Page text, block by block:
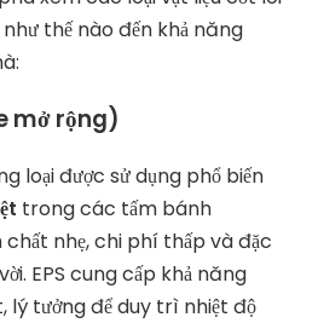
thế nào đến khả năng
mở rộng)
loại được sử dụng phổ biến
trong các tấm bánh
nhẹ, chi phí thấp và đặc
EPS cung cấp khả năng
lý tưởng để duy trì nhiệt độ